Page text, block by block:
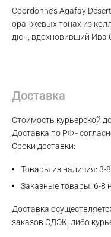
Coordonne’s Agafay
оранжевых тонах из
дюн, вдохновивший Ива
Доставка
Стоимость курьерской
Доставка по РФ -
Сроки доставки:
Товары из наличия: 3-
Заказные товары: 6-8
Доставка
заказов СДЭК, либо